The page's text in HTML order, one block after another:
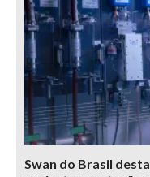
Swan do Brasil